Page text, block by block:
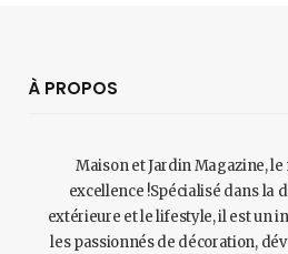
À PROPOS
Maison et Jardin Magazine,
excellence !Spécialisé dans la
extérieure et le lifestyle, il est un
les passionnés de décoration,